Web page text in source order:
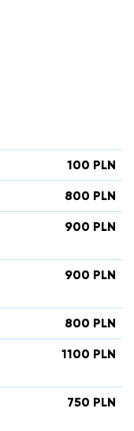
100 PLN
800 PLN
900 PLN
900 PLN
800 PLN
1100 PLN
750 PLN